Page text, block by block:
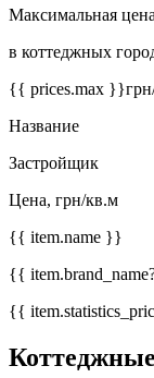
Максимальная цена
в коттеджных
{{ prices.max }}
Название
Застройщик
Цена, грн/кв.м
{{ item.name }}
{{
{{